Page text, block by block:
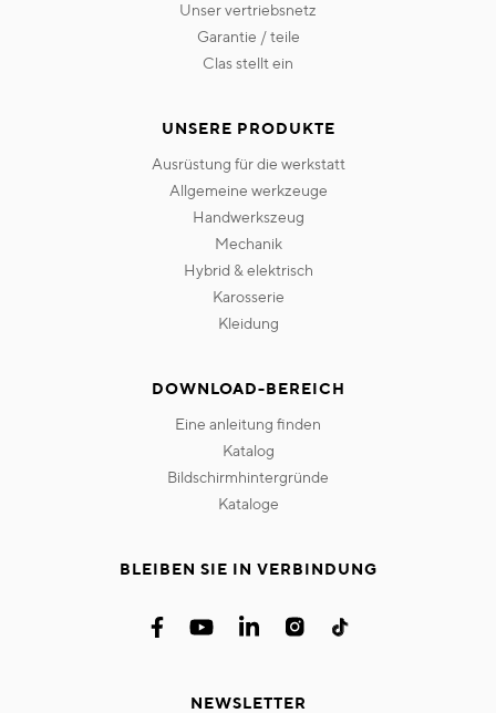
unser vertriebsnetz
garantie / teile
clas stellt ein
UNSERE PRODUKTE
ausrüstung für die werkstatt
allgemeine werkzeuge
handwerkszeug
mechanik
hybrid & elektrisch
karosserie
kleidung
DOWNLOAD-BEREICH
eine anleitung finden
katalog
bildschirmhintergründe
kataloge
BLEIBEN SIE IN VERBINDUNG
NEWSLETTER